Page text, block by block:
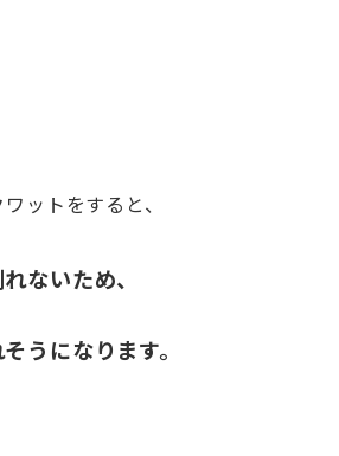
ットをすると、
ないため、
うになります。